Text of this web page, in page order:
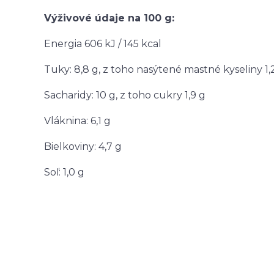
Výživové údaje na 100 g:
Energia 606 kJ / 145 kcal
Tuky: 8,8 g, z toho nasýtené mastné kyseliny
Sacharidy: 10 g, z toho cukry 1,9 g
Vláknina: 6,1 g
Bielkoviny: 4,7 g
Soľ: 1,0 g